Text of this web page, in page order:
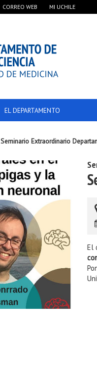
CORREO WEB MI UCHILE
EL DEPARTAMENTO
Seminario Extraordinario
El